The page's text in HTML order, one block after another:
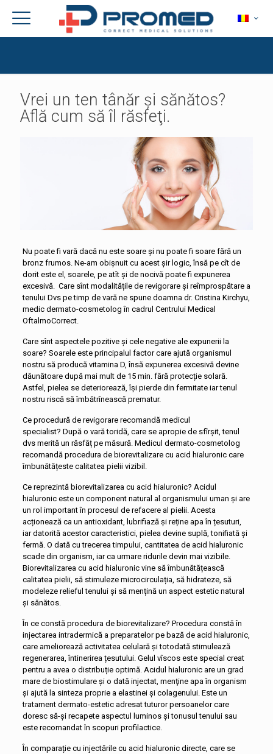
Vrei un ten tânăr şi sănătos?
Află cum să îl răsfeţi.
Nu poate fi vară dacă nu este soare și nu poate fi soare fără un
bronz frumos. Ne-am obișnuit cu acest șir logic, însă pe cît de
dorit este el, soarele, pe atît și de nocivă poate fi expunerea
excesivă. Care sînt modalitățile de revigorare și reîmprospătare a
tenului Dvs pe timp de vară ne spune doamna dr. Cristina Kirchyu,
medic dermato-cosmetolog în cadrul Centrului Medical
OftalmoCorrect.
Care sînt aspectele pozitive și cele negative ale expunerii la
soare? Soarele este principalul factor care ajută organismul
nostru să producă vitamina D, însă expunerea excesivă devine
dăunătoare după mai mult de 15 min. fără protecție solară.
Astfel, pielea se deteriorează, își pierde din fermitate iar tenul
nostru riscă să îmbătrînească prematur.
Ce procedură de revigorare recomandă medicul
specialist? După o vară toridă, care se apropie de sfîrșit, tenul
dvs merită un răsfăț pe măsură. Medicul dermato-cosmetolog
recomandă procedura de biorevitalizare cu acid hialuronic care
îmbunătățeste calitatea pielii vizibil.
Ce reprezintă biorevitalizarea cu acid hialuronic? Acidul
hialuronic este un component natural al organismului uman și are
un rol important în procesul de refacere al pielii. Acesta
acționează ca un antioxidant, lubrifiază și reține apa în țesuturi,
iar datorită acestor caracteristici, pielea devine suplă, tonifiată și
fermă. O dată cu trecerea timpului, cantitatea de acid hialuronic
scade din organism, iar ca urmare ridurile devin mai vizibile.
Biorevitalizarea cu acid hialuronic vine să îmbunătățească
calitatea pielii, să stimuleze microcirculația, să hidrateze, să
modeleze relieful tenului și să mențină un aspect estetic natural
și sănătos.
În ce constă procedura de biorevitalizare? Procedura constă în
injectarea intradermică a preparatelor pe bază de acid hialuronic,
care ameliorează activitatea celulară și totodată stimulează
regenerarea, întinerirea țesutului. Gelul vîscos este special creat
pentru a avea o distribuție optimă. Acidul hialuronic are un grad
mare de biostimulare şi o dată injectat, menţine apa în organism
şi ajută la sinteza proprie a elastinei şi colagenului. Este un
tratament dermato-estetic adresat tuturor persoanelor care
doresc să-și recapete aspectul luminos și tonusul tenului sau
este recomandat în scopuri profilactice.
În comparație cu injectările cu acid hialuronic directe, care se